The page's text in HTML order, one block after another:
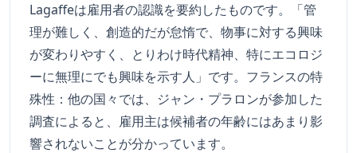
Lagaffeは雇用者の認識を要約したものです。「管
理が難しく、創造的だが怠惰で、物事に対する興味
が変わりやすく、とりわけ時代精神、特にエコロジ
ーに無理にでも興味を示す人」です。フランスの特
殊性：他の国々では、ジャン・プラロンが参加した
調査によると、雇用主は候補者の年齢にはあまり影
響されないことが分かっています。